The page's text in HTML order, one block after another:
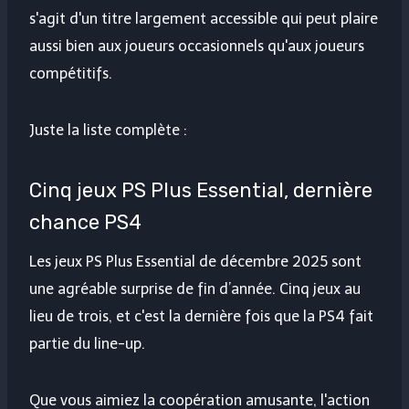
s'agit d'un titre largement accessible qui peut plaire
aussi bien aux joueurs occasionnels qu'aux joueurs
compétitifs.
Juste la liste complète :
Cinq jeux PS Plus Essential, dernière
chance PS4
Les jeux PS Plus Essential de décembre 2025 sont
une agréable surprise de fin d’année. Cinq jeux au
lieu de trois, et c'est la dernière fois que la PS4 fait
partie du line-up.
Que vous aimiez la coopération amusante, l'action